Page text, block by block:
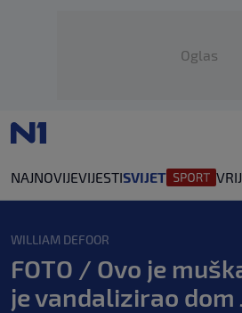
Oglas
NAJNOVIJEVIJESTISVIJET
WILLIAM DEFOOR
FOTO / Ovo je
je vandalizirao dom